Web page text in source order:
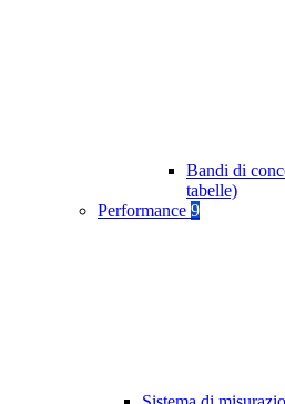
Bandi di
tabelle)
Performance 9